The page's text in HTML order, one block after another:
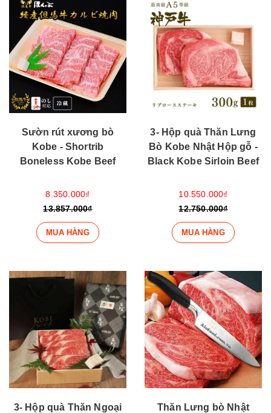
Sườn rút xương bò
Kobe - Shortrib
Boneless Kobe Beef
8.350.000₫
13.857.000₫
MUA HÀNG
3- Hộp quà Thăn Lưng
Bò Kobe Nhật Hộp gỗ -
Black Kobe Sirloin Beef
10.550.000₫
12.750.000₫
MUA HÀNG
3- Hộp quà Thăn Ngoại
Thăn Lưng bò Nhật